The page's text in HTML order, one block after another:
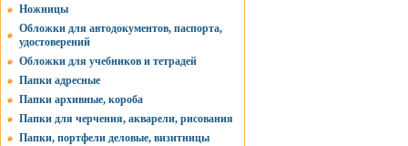
Ножницы
Обложки для автодокументов, паспорта,
удостоверений
Обложки для учебников и тетрадей
Папки адресные
Папки архивные, короба
Папки для черчения, акварели, рисования
Папки, портфели деловые, визитницы